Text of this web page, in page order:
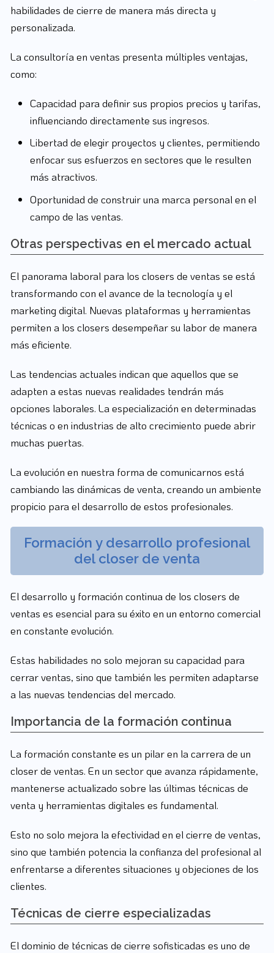
habilidades de cierre de manera más directa y
personalizada.
La consultoría en ventas presenta múltiples ventajas,
como:
Capacidad para definir sus propios precios y tarifas,
influenciando directamente sus ingresos.
Libertad de elegir proyectos y clientes, permitiendo
enfocar sus esfuerzos en sectores que le resulten
más atractivos.
Oportunidad de construir una marca personal en el
campo de las ventas.
Otras perspectivas en el mercado actual
El panorama laboral para los closers de ventas se está
transformando con el avance de la tecnología y el
marketing digital. Nuevas plataformas y herramientas
permiten a los closers desempeñar su labor de manera
más eficiente.
Las tendencias actuales indican que aquellos que se
adapten a estas nuevas realidades tendrán más
opciones laborales. La especialización en determinadas
técnicas o en industrias de alto crecimiento puede abrir
muchas puertas.
La evolución en nuestra forma de comunicarnos está
cambiando las dinámicas de venta, creando un ambiente
propicio para el desarrollo de estos profesionales.
Formación y desarrollo profesional
del closer de venta
El desarrollo y formación continua de los closers de
ventas es esencial para su éxito en un entorno comercial
en constante evolución.
Estas habilidades no solo mejoran su capacidad para
cerrar ventas, sino que también les permiten adaptarse
a las nuevas tendencias del mercado.
Importancia de la formación continua
La formación constante es un pilar en la carrera de un
closer de ventas. En un sector que avanza rápidamente,
mantenerse actualizado sobre las últimas técnicas de
venta y herramientas digitales es fundamental.
Esto no solo mejora la efectividad en el cierre de ventas,
sino que también potencia la confianza del profesional al
enfrentarse a diferentes situaciones y objeciones de los
clientes.
Técnicas de cierre especializadas
El dominio de técnicas de cierre sofisticadas es uno de